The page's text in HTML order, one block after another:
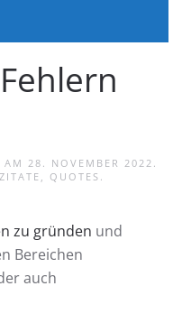
AM 28. NOVEMBER 2022
QUOTES
zu gründen und
Bereichen
auch